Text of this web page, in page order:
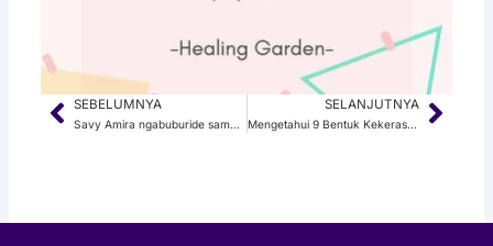
Prev
SEBELUMNYA
Savy Amira ngabuburide sambil membagikan buku-buku
SELANJUTNYA
Mengetahui 9 Bentuk Kekerasan Seksual Dalam RUU PKSNext